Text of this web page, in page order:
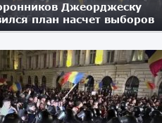
Джеорджеску
план насчет выборов